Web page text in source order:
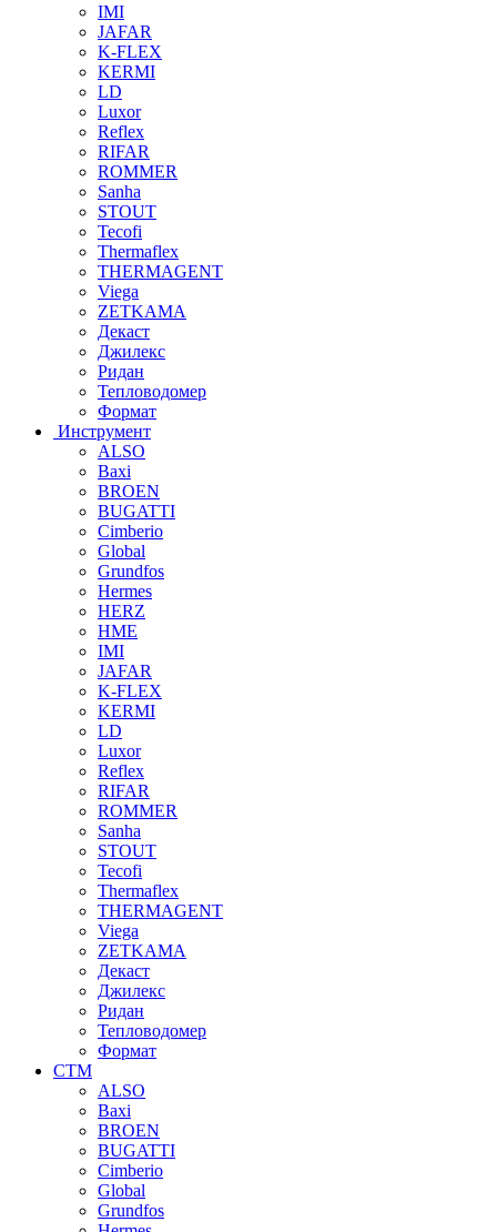
IMI
JAFAR
K-FLEX
KERMI
LD
Luxor
Reflex
RIFAR
ROMMER
Sanha
STOUT
Tecofi
Thermaflex
THERMAGENT
Viega
ZETKAMA
Декаст
Джилекс
Ридан
Тепловодомер
Формат
Инструмент
ALSO
Baxi
BROEN
BUGATTI
Cimberio
Global
Grundfos
Hermes
HERZ
HME
IMI
JAFAR
K-FLEX
KERMI
LD
Luxor
Reflex
RIFAR
ROMMER
Sanha
STOUT
Tecofi
Thermaflex
THERMAGENT
Viega
ZETKAMA
Декаст
Джилекс
Ридан
Тепловодомер
Формат
СТМ
ALSO
Baxi
BROEN
BUGATTI
Cimberio
Global
Grundfos